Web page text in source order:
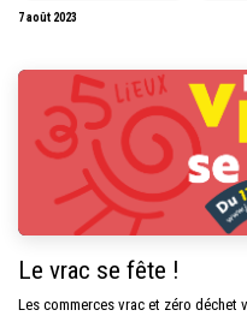
7 août 2023
Le vrac se fête !
Les commerces vrac et zéro